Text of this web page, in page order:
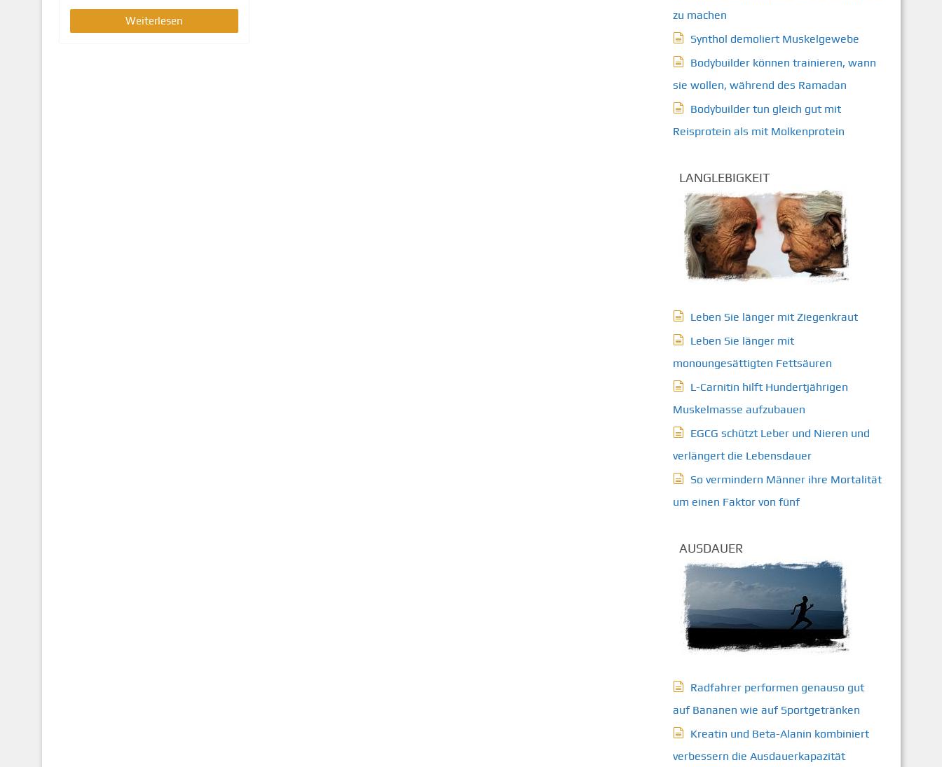
Weiterlesen
zu machen
Synthol demoliert Muskelgewebe
Bodybuilder können trainieren, wann
sie wollen, während des Ramadan
Bodybuilder tun gleich gut mit
Reisprotein als mit Molkenprotein
LANGLEBIGKEIT
Leben Sie länger mit Ziegenkraut
Leben Sie länger mit
monoungesättigten Fettsäuren
L-Carnitin hilft Hundertjährigen
Muskelmasse aufzubauen
EGCG schützt Leber und Nieren und
verlängert die Lebensdauer
So vermindern Männer ihre Mortalität
um einen Faktor von fünf
AUSDAUER
Radfahrer performen genauso gut
auf Bananen wie auf Sportgetränken
Kreatin und Beta-Alanin kombiniert
verbessern die Ausdauerkapazität